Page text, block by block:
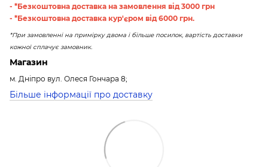
- *Безкоштовна доставка на замовлення від 3000 грн
- *Безкоштовна доставка кур'єром від 6000 грн.
*При замовленні на примірку двома і більше посилок, вартість доставки
кожної сплачує замовник.
Магазин
м. Дніпро вул. Олеся Гончара 8;
Більше інформації про доставку